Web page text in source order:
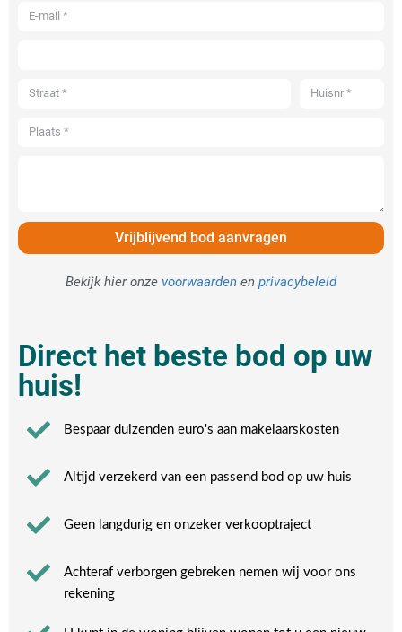
Vrijblijvend bod aanvragen
Bekijk hier onze voorwaarden en privacybeleid
Direct het beste bod op uw
huis!
Bespaar duizenden euro's aan makelaarskosten
Altijd verzekerd van een passend bod op uw huis
Geen langdurig en onzeker verkooptraject
Achteraf verborgen gebreken nemen wij voor ons
rekening​